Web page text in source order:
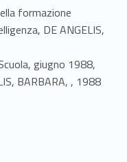
formazione
DE ANGELIS,
giugno 1988,
BARBARA, , 1988Link identifier #identifier_person_188187-29